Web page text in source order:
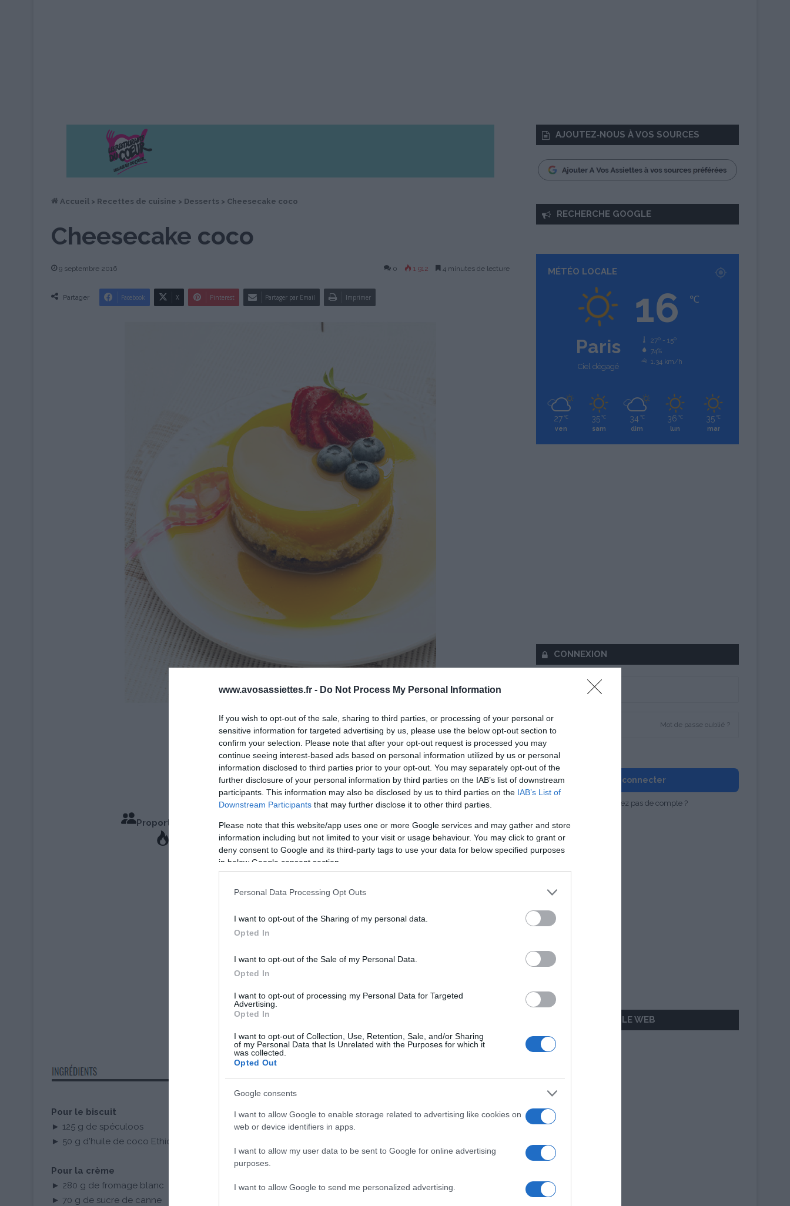
www.avosassiettes.fr - Do Not Process My Personal Information
If you wish to opt-out of the sale, sharing to third parties, or processing of your personal or
sensitive information for targeted advertising by us, please use the below opt-out section to
confirm your selection. Please note that after your opt-out request is processed you may
continue seeing interest-based ads based on personal information utilized by us or personal
information disclosed to third parties prior to your opt-out. You may separately opt-out of the
further disclosure of your personal information by third parties on the IAB’s list of downstream
participants. This information may also be disclosed by us to third parties on the IAB’s List of
Downstream Participants that may further disclose it to other third parties.
Please note that this website/app uses one or more Google services and may gather and store
information including but not limited to your visit or usage behaviour. You may click to grant or
deny consent to Google and its third-party tags to use your data for below specified purposes
in below Google consent section.
Personal Data Processing Opt Outs
I want to opt-out of the Sharing of my personal data.
Opted In
I want to opt-out of the Sale of my Personal Data.
Opted In
I want to opt-out of processing my Personal Data for Targeted
Advertising.
Opted In
I want to opt-out of Collection, Use, Retention, Sale, and/or Sharing
of my Personal Data that Is Unrelated with the Purposes for which it
was collected.
Opted Out
Google consents
I want to allow Google to enable storage related to advertising like cookies on
web or device identifiers in apps.
I want to allow my user data to be sent to Google for online advertising
purposes.
I want to allow Google to send me personalized advertising.
Accueil > Recettes de cuisine > Desserts > Cheesecake coco
Cheesecake coco
9 septembre 2016 0 1 912 4 minutes de lecture
Partager Facebook X Pinterest Partager par Email Imprimer
Proportions pour 3 Personnes
Temps de Préparation 30 Minutes
Temps de Cuisson 35 Minutes
Réfrigération 1 Nuit
Pour le biscuit
► 125 g de spéculoos
► 50 g d'huile de coco Ethiquable
Pour la crème
► 280 g de fromage blanc
► 70 g de sucre de canne
AJOUTEZ‑NOUS À VOS SOURCES
RECHERCHE GOOGLE
MÉTÉO LOCALE
Paris
Ciel dégagé
16 ℃
27º - 15º
74%
1.34 km/h
27 ℃
ven
35 ℃
sam
34 ℃
dim
36 ℃
lun
35 ℃
mar
CONNEXION
Mot de passe oublié ?
Se souvenir de moi
Se connecter
Vous n'avez pas de compte ?
AILLEURS SUR LE WEB